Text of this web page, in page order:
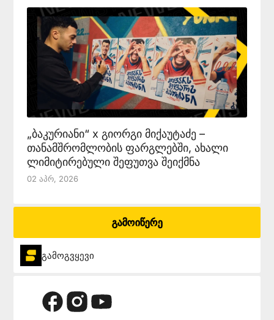
„ბაკურიანი“ x გიორგი მიქაუტაძე –
თანამშრომლობის ფარგლებში, ახალი
ლიმიტირებული შეფუთვა შეიქმნა
02 Აპრ, 2026
გამოიწერე
გამოგვყევი